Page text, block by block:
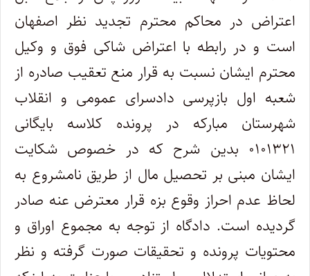
اعتراض در محاکم محترم تجدید نظر اصفهان
است و در رابطه با اعتراض شاکی فوق و وکیل
محترم ایشان نسبت به قرار منع تعقیب صادره از
شعبه اول بازپرسی دادسرای عمومی و انقلاب
شهرستان مبارکه در پرونده کلاسه بایگانی
۰۱۰۱۳۲۱ بدین شرح که در خصوص شکایت
ایشان مبنی بر تحصیل مال از طریق نامشروع به
لحاظ عدم احراز وقوع بزه قرار معترض عنه صادر
گردیده است. دادگاه از توجه به مجموع اوراق و
محتویات پرونده و تحقیقات صورت گرفته و نظر